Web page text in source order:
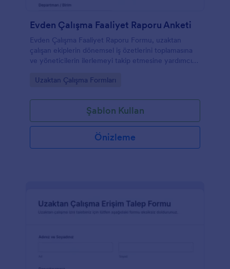
Evden Çalışma Faaliyet Raporu Anketi
Evden Çalışma Faaliyet Raporu Formu, uzaktan
çalışan ekiplerin dönemsel iş özetlerini toplamasına
ve yöneticilerin ilerlemeyi takip etmesine yardımcı
Go to Category:
Uzaktan Çalışma Formları
Şablon Kullan
Önizleme